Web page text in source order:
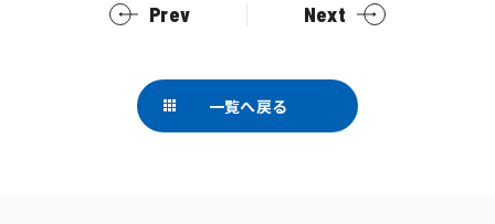
Prev Next
一覧へ戻る